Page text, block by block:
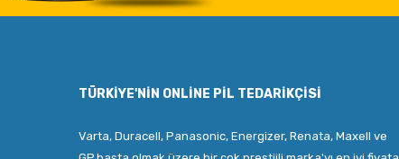
TÜRKIYE'NIN ONLINE PIL TEDARIKÇISI
Varta, Duracell, Panasonic, Energizer, Renata, Maxell ve